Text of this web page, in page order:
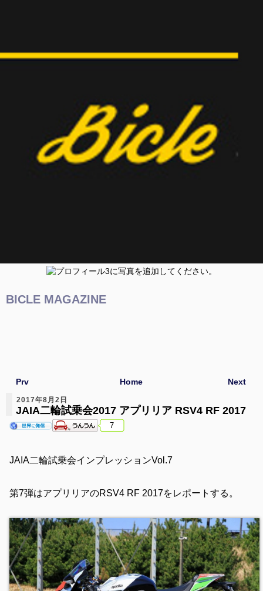
BICLE MAGAZINE
Next
Prv Home
2017年8月2日
JAIA二輪試乗会2017 アプリリア RSV4 RF 2017
7
JAIA二輪試乗会インプレッションVol.7
第7弾はアプリリアのRSV4 RF 2017をレポートする。